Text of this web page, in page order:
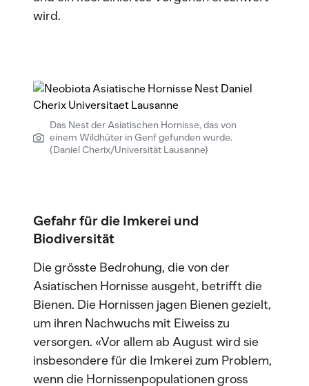
wird.
Das Nest der Asiatischen Hornisse, das von
einem Wildhüter in Genf gefunden wurde.
(Daniel Cherix/Universität Lausanne)
Gefahr für die Imkerei und
Biodiversität
Die grösste Bedrohung, die von der
Asiatischen Hornisse ausgeht, betrifft die
Bienen. Die Hornissen jagen Bienen gezielt,
um ihren Nachwuchs mit Eiweiss zu
versorgen. «Vor allem ab August wird sie
insbesondere für die Imkerei zum Problem,
wenn die Hornissenpopulationen gross